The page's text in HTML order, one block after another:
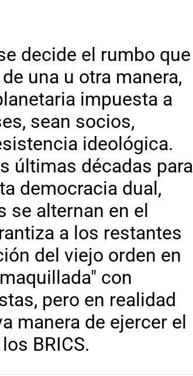
decide el rumbo que
una u otra manera,
impuesta a
sean socios,
ideológica.
últimas décadas para
democracia dual,
se alternan en el
a los restantes
del viejo orden en
con
pero en realidad
manera de ejercer el
BRICS.